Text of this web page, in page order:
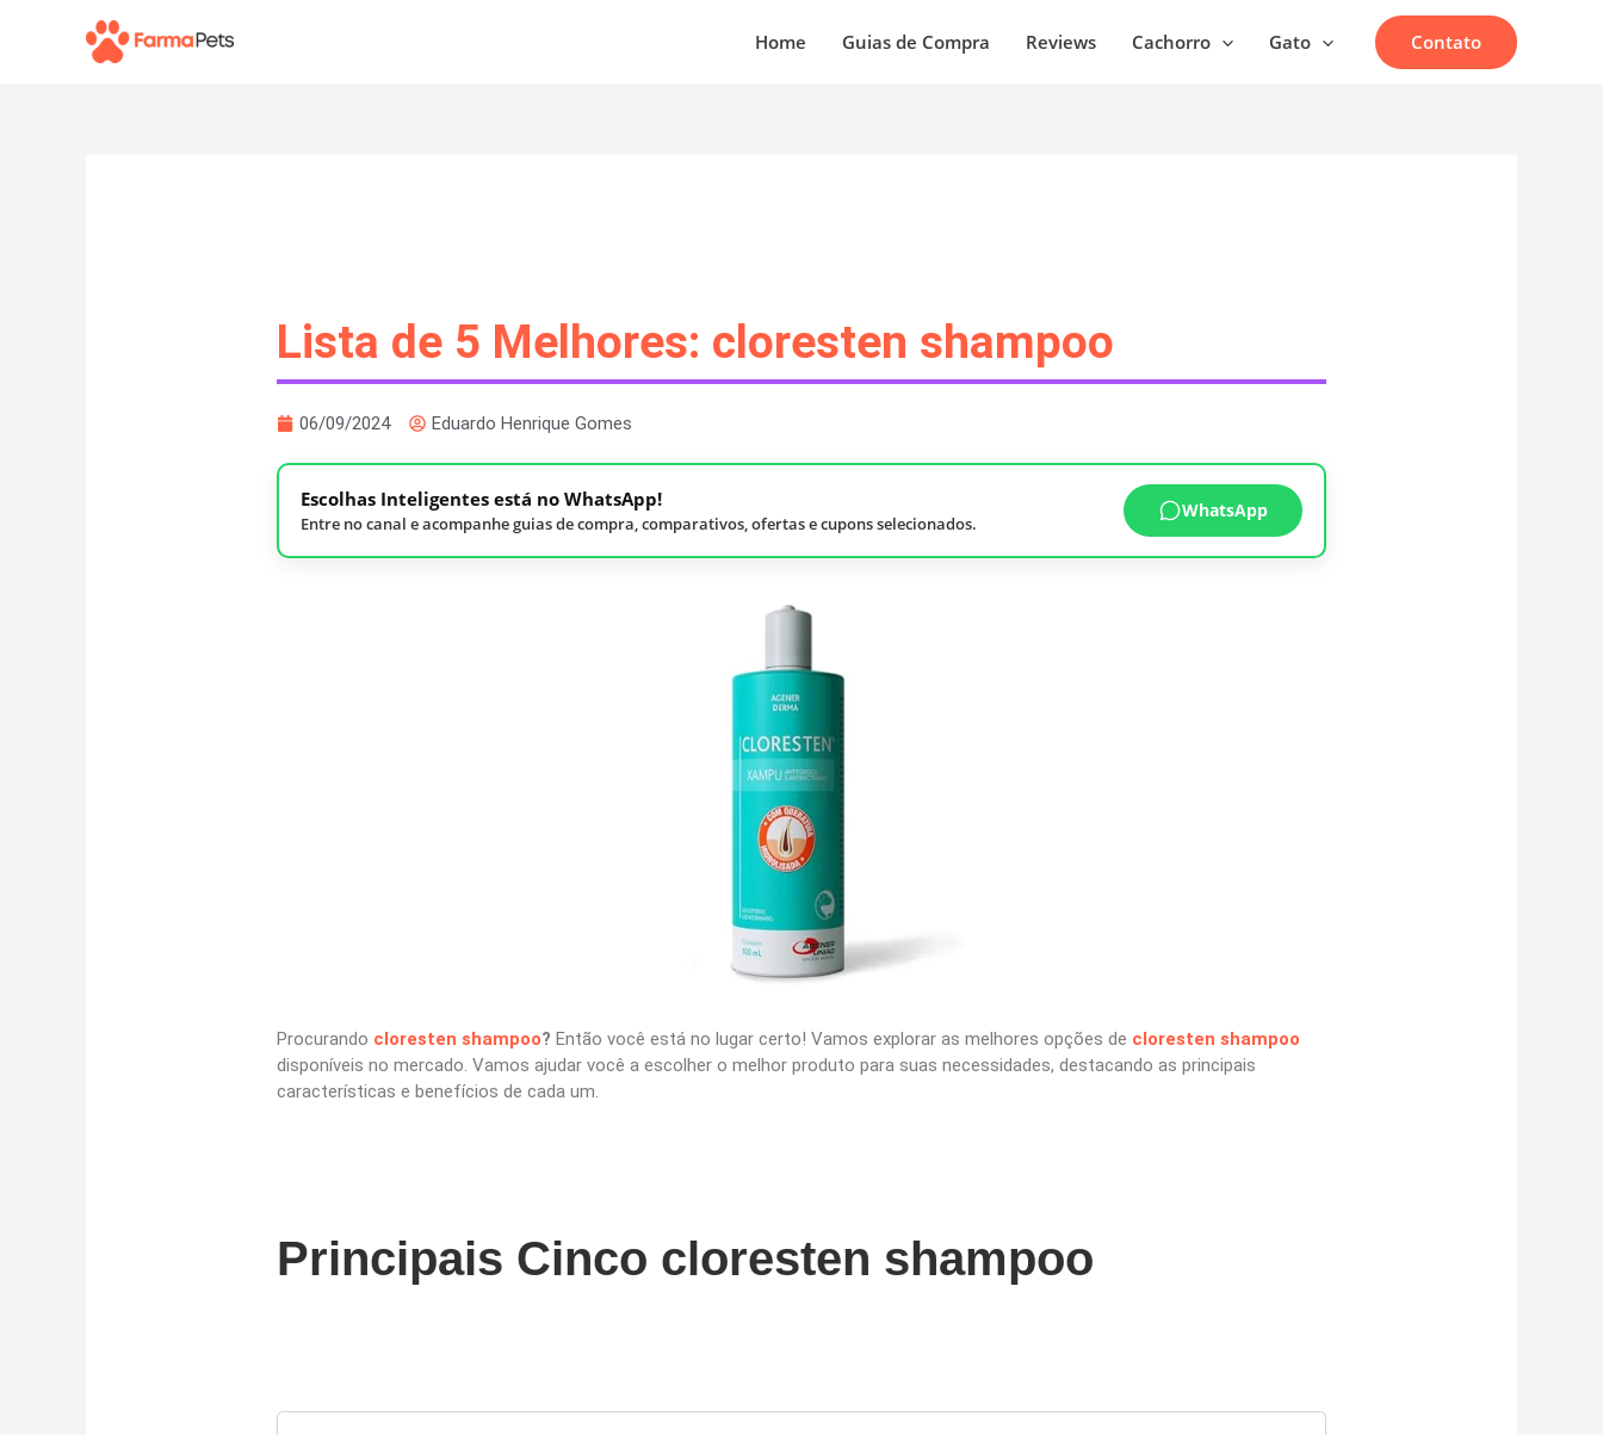
Home Guias de Compra Reviews Cachorro Gato Contato
Lista de 5 Melhores: cloresten shampoo
06/09/2024 Eduardo Henrique Gomes
Escolhas Inteligentes está no WhatsApp!
Entre no canal e acompanhe guias de compra, comparativos, ofertas e cupons selecionados.
WhatsApp
Procurando cloresten shampoo? Então você está no lugar certo! Vamos explorar as melhores opções de cloresten shampoo
disponíveis no mercado. Vamos ajudar você a escolher o melhor produto para suas necessidades, destacando as principais
características e benefícios de cada um.
Principais Cinco cloresten shampoo